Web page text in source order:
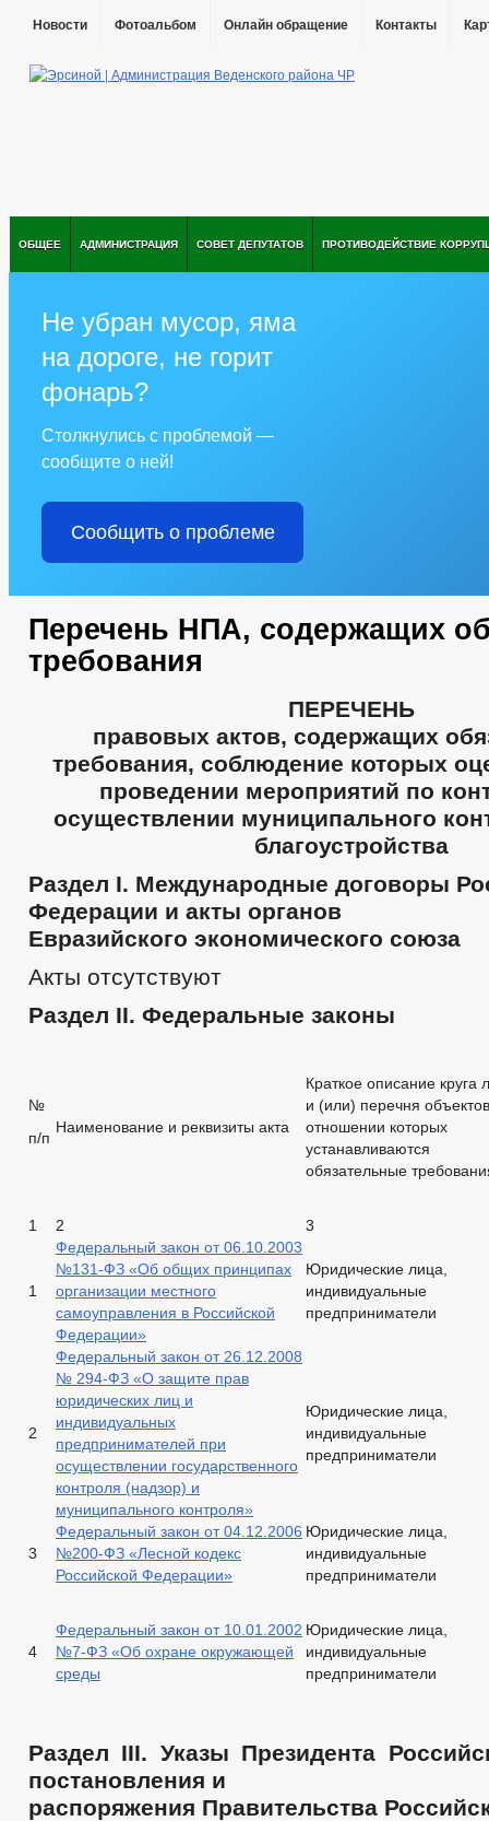
Новости Фотоальбом Онлайн обращение Контакты
ОБЩЕЕ АДМИНИСТРАЦИЯ СОВЕТ ДЕПУТАТОВ ПРОТИВОДЕЙСТВИЕ
Не убран мусор, яма
на дороге, не горит
фонарь?
Столкнулись с проблемой —
сообщите о ней!
Сообщить о проблеме
Перечень НПА, содержащих
требования
ПЕРЕЧЕНЬ
правовых актов, содержащих
требования, соблюдение которых
проведении мероприятий по
осуществлении муниципального
благоустройства
Раздел I. Международные договоры
Федерации и акты органов
Евразийского экономического союза
Акты отсутствуют
Раздел II. Федеральные законы
№
п/п
Наименование и реквизиты акта
Краткое описание круга
и (или) перечня
отношении которых
устанавливаются
обязательные
1 2 3
1
Федеральный закон от 06.10.2003
№131-ФЗ «Об общих принципах
организации местного
самоуправления в Российской
Федерации»
Юридические лица,
индивидуальные
предприниматели
2
Федеральный закон от 26.12.2008
№ 294-ФЗ «О защите прав
юридических лиц и
индивидуальных
предпринимателей при
осуществлении государственного
контроля (надзор) и
муниципального контроля»
Юридические лица,
индивидуальные
предприниматели
3
Федеральный закон от 04.12.2006
№200-ФЗ «Лесной кодекс
Российской Федерации»
Юридические лица,
индивидуальные
предприниматели
4
Федеральный закон от 10.01.2002
№7-ФЗ «Об охране окружающей
среды
Юридические лица,
индивидуальные
предприниматели
Раздел III. Указы Президента
постановления и
распоряжения Правительства